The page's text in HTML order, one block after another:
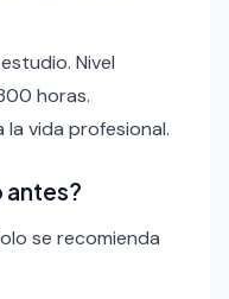
Nivel
horas.
vida profesional.
antes?
se recomienda